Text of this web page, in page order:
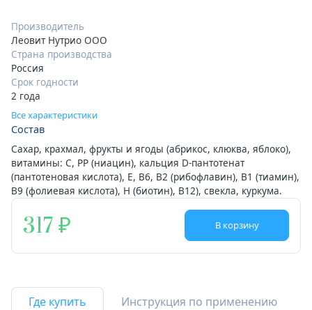
Производитель
Леовит Нутрио ООО
Страна производства
Россия
Срок годности
2 года
Все характеристики
Состав
Сахар, крахмал, фрукты и ягоды (абрикос, клюква, яблоко),
витамины: С, РР (ниацин), кальция D-пантотенат
(пантотеновая кислота), Е, В6, В2 (рибофлавин), В1 (тиамин),
В9 (фолиевая кислота), Н (биотин), В12), свекла, куркума.
317 В корзину
Где купить Инструкция по применению